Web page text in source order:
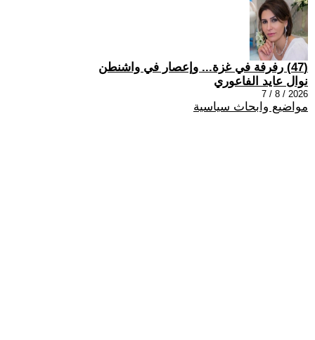
(47) رفرفة في غزة... وإعصار في واشنطن
نوال عايد الفاعوري
2026 / 8 / 7
مواضيع وابحاث سياسية